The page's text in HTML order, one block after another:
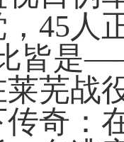
45人
皆是
芜战
奇：